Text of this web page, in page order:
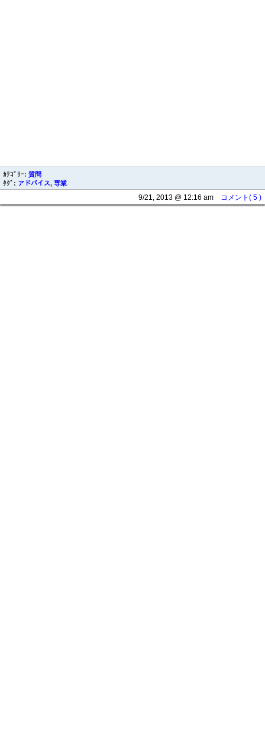
ｶﾃｺﾞﾘｰ: 質問
ﾀｸﾞ: アドバイス, 専業
9/21, 2013 @ 12:16 am コメント( 5 )